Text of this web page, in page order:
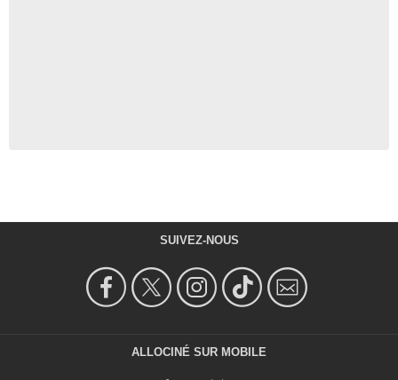
SUIVEZ-NOUS
ALLOCINÉ SUR MOBILE